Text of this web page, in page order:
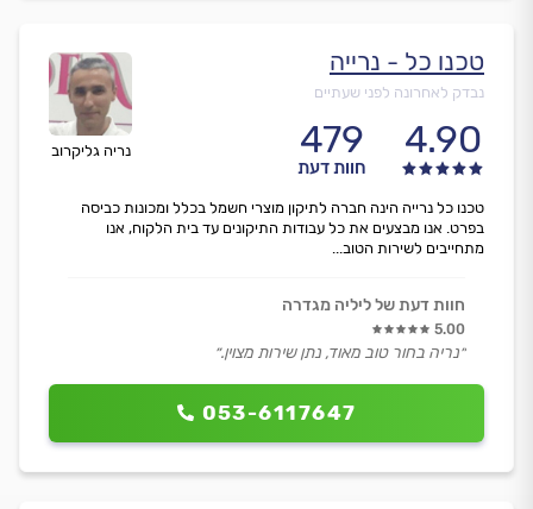
נריה גליקרוב
טכנו כל - נרייה
נבדק לאחרונה לפני שעתיים
4.90
479
חוות דעת
053-6117647
טכנו כל נרייה הינה חברה לתיקון מוצרי חשמל בכלל ומכונות כביסה
בפרט. אנו מבצעים את כל עבודות התיקונים עד בית הלקוח, אנו
מתחייבים לשירות הטוב...
חוות דעת של ליליה מגדרה
5.00
״נריה בחור טוב מאוד, נתן שירות מצוין.״